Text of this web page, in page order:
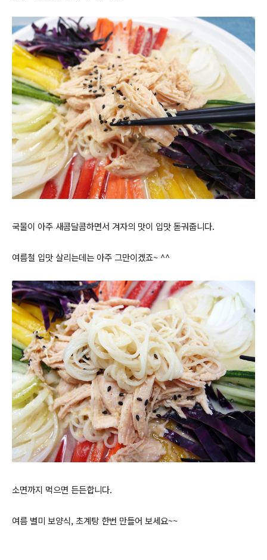
국물이 아주 새콤달콤하면서 겨자의 맛이 입맛 돋궈줍니다.
여름철 입맛 살리는데는 아주 그만이겠죠~ ^^
소면까지 먹으면 든든합니다.
여름 별미 보양식, 초계탕 한번 만들어 보세요~~